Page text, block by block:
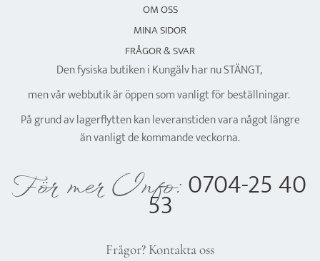
OM OSS
MINA SIDOR
FRÅGOR & SVAR
Den fysiska butiken i Kungälv har nu STÄNGT,
men vår webbutik är öppen som vanligt för beställningar.
På grund av lagerflytten kan leveranstiden vara något längre
än vanligt de kommande veckorna.
För mer Info: 0704-25 40
53
Frågor? Kontakta oss